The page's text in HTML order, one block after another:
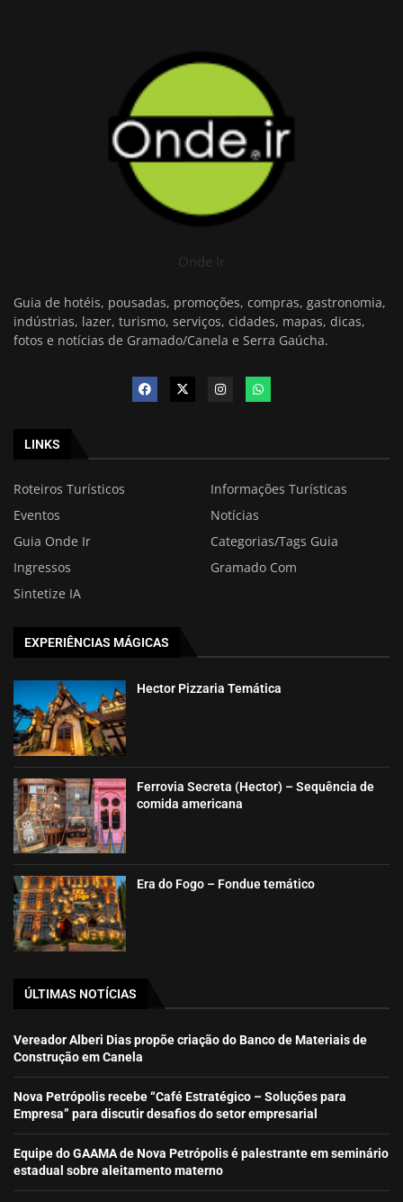
Onde Ir
Guia de hotéis, pousadas, promoções, compras, gastronomia,
indústrias, lazer, turismo, serviços, cidades, mapas, dicas,
fotos e notícias de Gramado/Canela e Serra Gaúcha.
LINKS
Roteiros Turísticos
Informações Turísticas
Eventos
Notícias
Guia Onde Ir
Categorias/Tags Guia
Ingressos
Gramado Com
Sintetize IA
EXPERIÊNCIAS MÁGICAS
Hector Pizzaria Temática
Ferrovia Secreta (Hector) – Sequência de
comida americana
Era do Fogo – Fondue temático
ÚLTIMAS NOTÍCIAS
Vereador Alberi Dias propõe criação do Banco de Materiais de
Construção em Canela
Nova Petrópolis recebe “Café Estratégico – Soluções para
Empresa” para discutir desafios do setor empresarial
Equipe do GAAMA de Nova Petrópolis é palestrante em seminário
estadual sobre aleitamento materno